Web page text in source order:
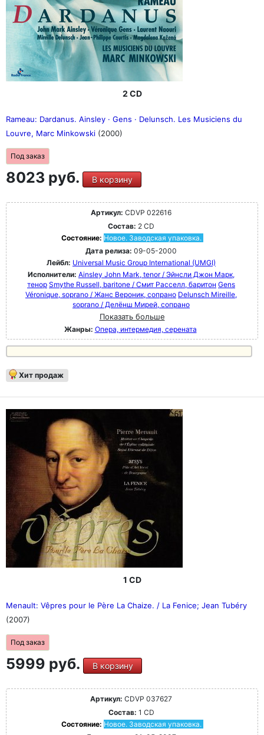
2 CD
Rameau: Dardanus. Ainsley · Gens · Delunsch. Les Musiciens du
Louvre, Marc Minkowski (2000)
Под заказ
8023 руб. В корзину
Артикул: CDVP 022616
Состав: 2 CD
Состояние: Новое. Заводская упаковка.
Дата релиза: 09-05-2000
Лейбл: Universal Music Group International (UMGI)
Исполнители: Ainsley John Mark, tenor / Эйнсли Джон Марк,
тенор Smythe Russell, baritone / Смит Расселл, баритон Gens
Véronique, soprano / Жанс Вероник, сопрано Delunsch Mireille,
soprano / Делёнш Мирей, сопрано
Показать больше
Жанры: Опера, интермедия, серената
Хит продаж
1 CD
Menault: Vêpres pour le Père La Chaize. / La Fenice; Jean Tubéry
(2007)
Под заказ
5999 руб. В корзину
Артикул: CDVP 037627
Состав: 1 CD
Состояние: Новое. Заводская упаковка.